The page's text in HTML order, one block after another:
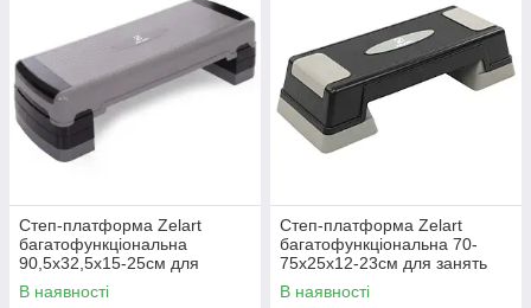
Степ-платформа Zelart
багатофункціональна
90,5x32,5x15-25см для
занять степ-аеробікою
В наявності
Степ-платформа Zelart
багатофункціональна 70-
75x25x12-23см для занять
степ-аеробікою
В наявності